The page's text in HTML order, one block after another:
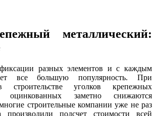
металлический:
разных элементов и с каждым
все большую популярность. При
строительстве уголков крепежных
оцинкованных заметно снижаются
строительные компании уже не раз
производили подсчет стоимости всей